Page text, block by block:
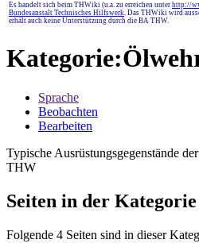
Es handelt sich beim THWiki (u.a. zu erreichen unter http://
Bundesanstalt Technisches Hilfswerk. Das THWiki wird
erhält auch keine Unterstützung durch die BA THW.
Kategorie:
Sprache
Beobachten
Bearbeiten
Typische Ausrüstungsgegenstände der
THW
Seiten in der
Folgende 4 Seiten sind in dieser